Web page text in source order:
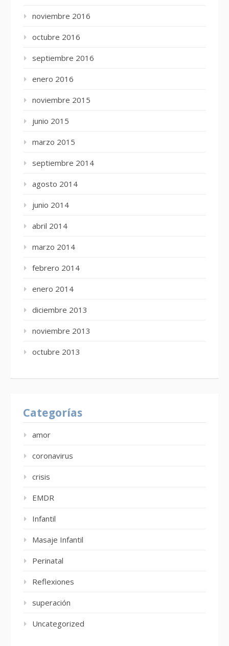
noviembre 2016
octubre 2016
septiembre 2016
enero 2016
noviembre 2015
junio 2015
marzo 2015
septiembre 2014
agosto 2014
junio 2014
abril 2014
marzo 2014
febrero 2014
enero 2014
diciembre 2013
noviembre 2013
octubre 2013
Categorías
amor
coronavirus
crisis
EMDR
Infantil
Masaje Infantil
Perinatal
Reflexiones
superación
Uncategorized